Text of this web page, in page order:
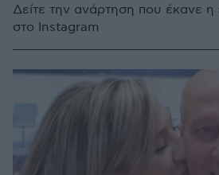
Δείτε την ανάρτηση που έκανε η
στο Instagram